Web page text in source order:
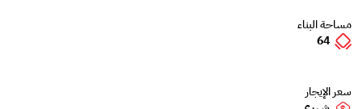
مساحة البناء
64
سعر الإيجار